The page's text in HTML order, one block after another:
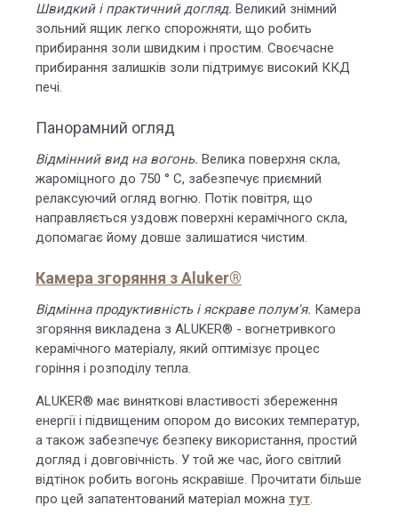
Швидкий і практичний догляд. Великий знімний
зольний ящик легко спорожняти, що робить
прибирання золи швидким і простим. Своєчасне
прибирання залишків золи підтримує високий ККД
печі.
Панорамний огляд
Відмінний вид на вогонь. Велика поверхня скла,
жароміцного до 750 ° C, забезпечує приємний
релаксуючий огляд вогню. Потік повітря, що
направляється уздовж поверхні керамічного скла,
допомагає йому довше залишатися чистим.
Камера згоряння з Aluker®
Відмінна продуктивність і яскраве полум'я. Камера
згоряння викладена з ALUKER® - вогнетривкого
керамічного матеріалу, який оптимізує процес
горіння і розподілу тепла.
ALUKER® має виняткові властивості збереження
енергії і підвищеним опором до високих температур,
а також забезпечує безпеку використання, простий
догляд і довговічність. У той же час, його світлий
відтінок робить вогонь яскравіше. Прочитати більше
про цей запатентований матеріал можна тут.